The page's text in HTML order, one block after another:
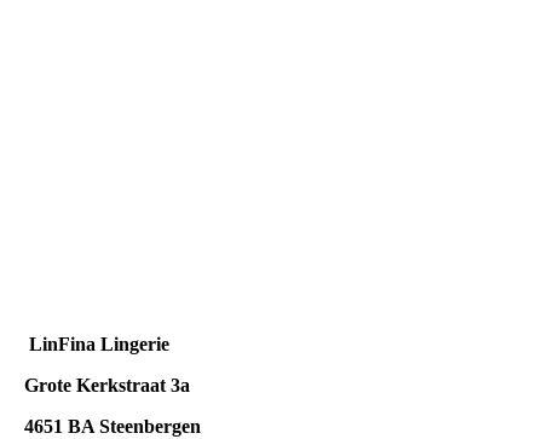
LinFina Lingerie
Grote Kerkstraat 3a
4651 BA Steenbergen